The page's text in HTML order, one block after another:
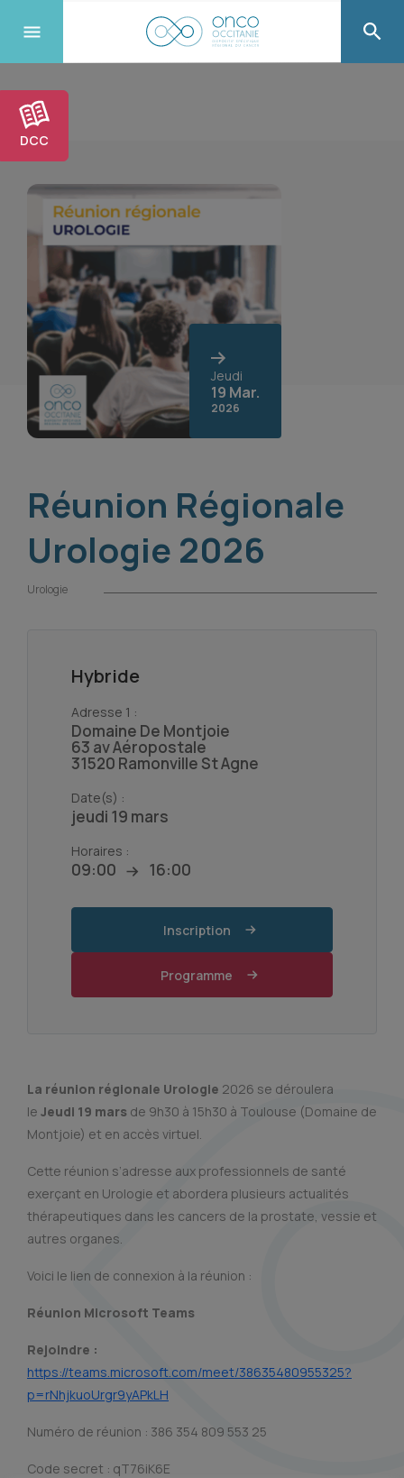
DCC
Jeudi
19 Mar.
2026
Réunion Régionale
Urologie 2026
Urologie
Hybride
Adresse 1 :
Domaine De Montjoie
63 av Aéropostale
31520 Ramonville St Agne
Date(s) :
jeudi 19 mars
Horaires :
09:00 16:00
Inscription
Programme
La réunion régionale Urologie 2026 se déroulera
le Jeudi 19 mars de 9h30 à 15h30 à Toulouse (Domaine de
Montjoie) et en accès virtuel.
Cette réunion s’adresse aux professionnels de santé
exerçant en Urologie et abordera plusieurs actualités
thérapeutiques dans les cancers de la prostate, vessie et
autres organes.
Voici le lien de connexion à la réunion :
Réunion Microsoft Teams
Rejoindre :
https://teams.microsoft.com/meet/38635480955325?
p=rNhjkuoUrgr9yAPkLH
Numéro de réunion : 386 354 809 553 25
Code secret : qT76iK6E